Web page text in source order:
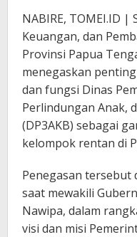
NABIRE, TOMEI.ID |
Keuangan, dan
Provinsi Papua
menegaskan
dan fungsi Dinas
Perlindungan Anak,
(DP3AKB) sebagai
kelompok rentan di
Penegasan tersebut
saat mewakili
Nawipa, dalam
visi dan misi